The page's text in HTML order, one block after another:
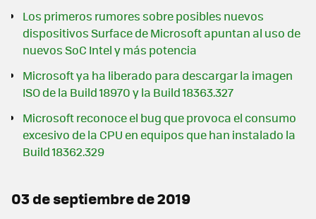
Los primeros rumores sobre posibles nuevos
dispositivos Surface de Microsoft apuntan al uso de
nuevos SoC Intel y más potencia
Microsoft ya ha liberado para descargar la imagen
ISO de la Build 18970 y la Build 18363.327
Microsoft reconoce el bug que provoca el consumo
excesivo de la CPU en equipos que han instalado la
Build 18362.329
03 de septiembre de 2019